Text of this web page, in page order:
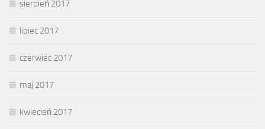
sierpień 2017
lipiec 2017
czerwiec 2017
maj 2017
kwiecień 2017